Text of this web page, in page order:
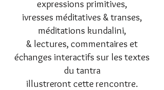
expressions primitives,
ivresses méditatives &transes,
méditations kundalini,
& lectures, commentaires et
échanges interactifs sur les textes
du tantra
illustreront cette rencontre.